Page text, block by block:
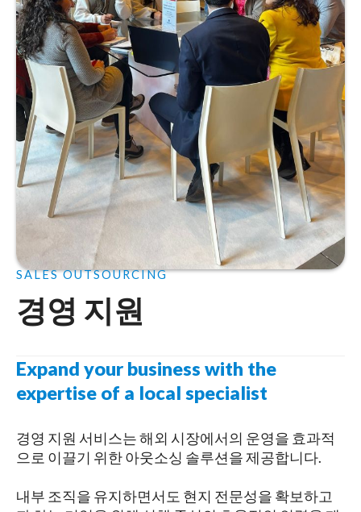
SALES OUTSOURCING
경영 지원
Expand your business with the
expertise of a local specialist
경영 지원 서비스는 해외 시장에서의 운영을 효과적
으로 이끌기 위한 아웃소싱 솔루션을 제공합니다.
내부 조직을 유지하면서도 현지 전문성을 확보하고